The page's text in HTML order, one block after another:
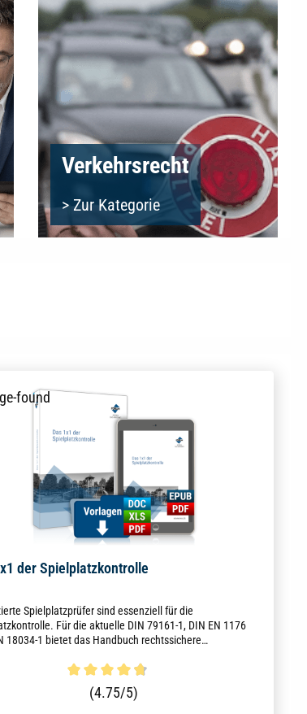
Verkehrsrecht
> Zur Kategorie
der Spielplatzkontrolle
Spielplatzprüfer sind essenziell für die
Für die aktuelle DIN 79161-1, DIN EN 1176
18034-1 bietet das Handbuch rechtssichere
Übersicht über alle relevanten Normen, Inspektions-
Bewertung von 4.7 von 5 Sternen
(4.75/5)